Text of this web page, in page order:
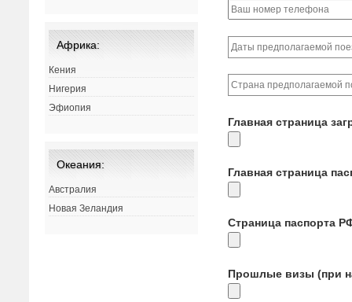
Главная страница
Главная страница
Страница паспорта
Прошлые визы (при
Африка:
Кения
Нигерия
Эфиопия
Океания:
Австралия
Новая Зеландия